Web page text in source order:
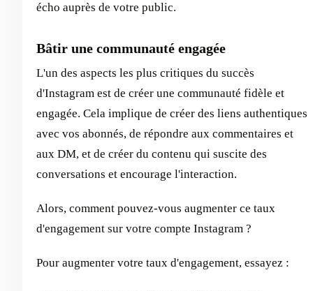
écho auprès de votre public.
Bâtir une communauté engagée
L'un des aspects les plus critiques du succès
d'Instagram est de créer une communauté fidèle et
engagée. Cela implique de créer des liens authentiques
avec vos abonnés, de répondre aux commentaires et
aux DM, et de créer du contenu qui suscite des
conversations et encourage l'interaction.
Alors, comment pouvez-vous augmenter ce taux
d'engagement sur votre compte Instagram ?
Pour augmenter votre taux d'engagement, essayez :